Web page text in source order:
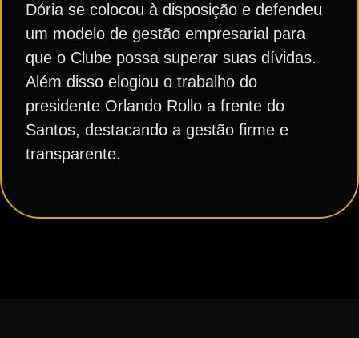
Dória se colocou à disposição e defendeu
um modelo de gestão empresarial para
que o Clube possa superar suas dívidas.
Além disso elogiou o trabalho do
presidente Orlando Rollo a frente do
Santos, destacando a gestão firme e
transparente.